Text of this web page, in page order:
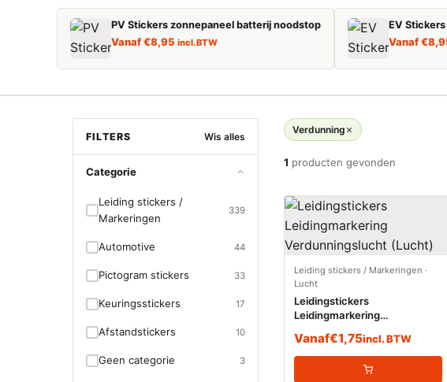
PV Stickers zonnepaneel batterij noodstop
Vanaf€8,95 incl. BTW
EV
Vanaf€
FILTERS Wis alles
Categorie
Leiding stickers /
Markeringen
339
Automotive 44
Pictogram stickers 33
Keuringsstickers 17
Afstandstickers 10
Geen categorie 3
Verdunning
1 producten gevonden
Leiding stickers / Markeringen ·
Lucht
Leidingstickers
Leidingmarkering
Vanaf€1,75incl. BTW